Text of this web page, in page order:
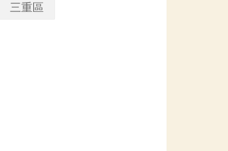
三重區